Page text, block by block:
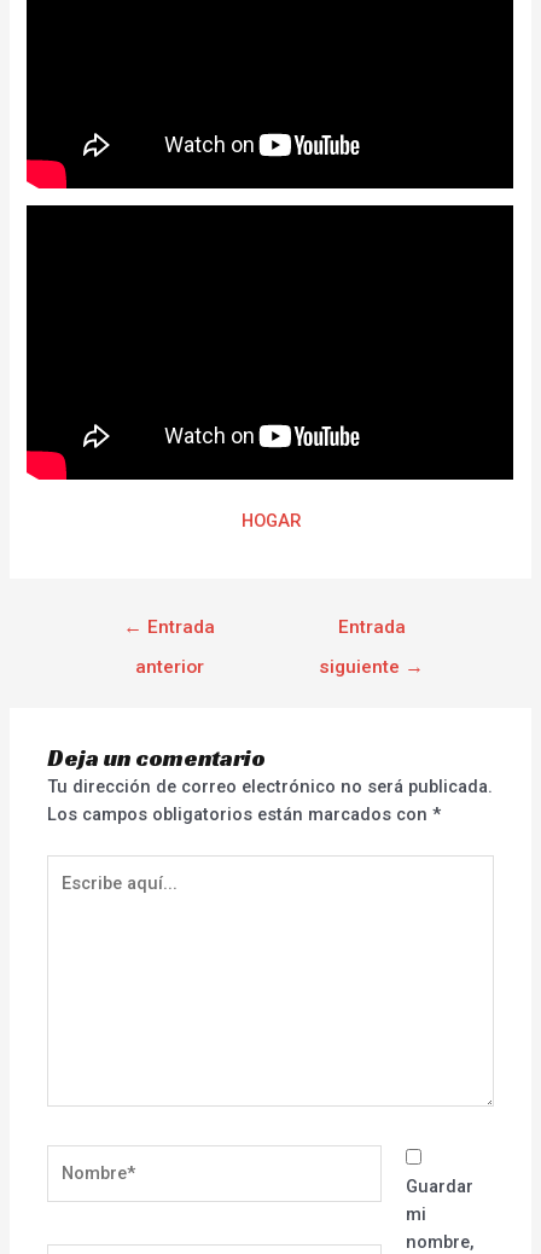
HOGAR
← Entrada
anterior
Entrada
siguiente →
Deja un comentario
Tu dirección de correo electrónico no será publicada.
Los campos obligatorios están marcados con*
aquí...
Guardar
mi
nombre,